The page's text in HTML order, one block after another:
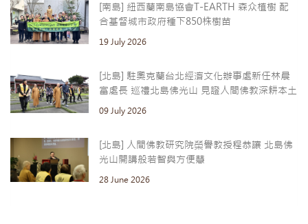
[南島] 紐西蘭南島協會T-EARTH 森众植樹 配
合基督城市政府種下850株樹苗
19 July 2026
[北島] 駐奧克蘭台北經濟文化辦事處新任林晨
富處長 巡禮北島佛光山 見證人間佛教深耕本土
09 July 2026
[北島] 人間佛教研究院榮譽教授程恭讓 北島佛
光山開講般若智與方便慧
28 June 2026